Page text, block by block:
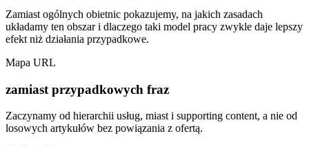
Zamiast ogólnych obietnic pokazujemy, na jakich zasadach
układamy ten obszar i dlaczego taki model pracy zwykle daje lepszy
efekt niż działania przypadkowe.
Mapa URL
zamiast przypadkowych fraz
Zaczynamy od hierarchii usług, miast i supporting content, a nie od
losowych artykułów bez powiązania z ofertą.